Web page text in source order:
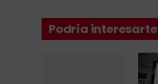
Podría interesarte